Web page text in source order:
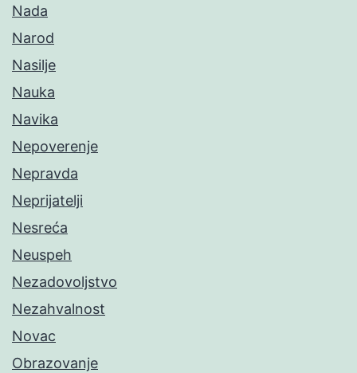
Nada
Narod
Nasilje
Nauka
Navika
Nepoverenje
Nepravda
Neprijatelji
Nesreća
Neuspeh
Nezadovoljstvo
Nezahvalnost
Novac
Obrazovanje